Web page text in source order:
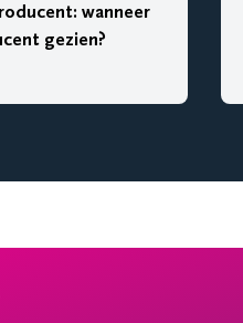
wanneer
gezien?